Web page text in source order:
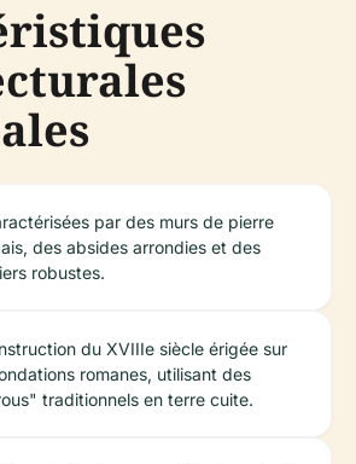
par des murs de pierre
des absides arrondies et des
robustes.
du XVIIIe siècle érigée sur
romanes, utilisant des
traditionnels en terre cuite.